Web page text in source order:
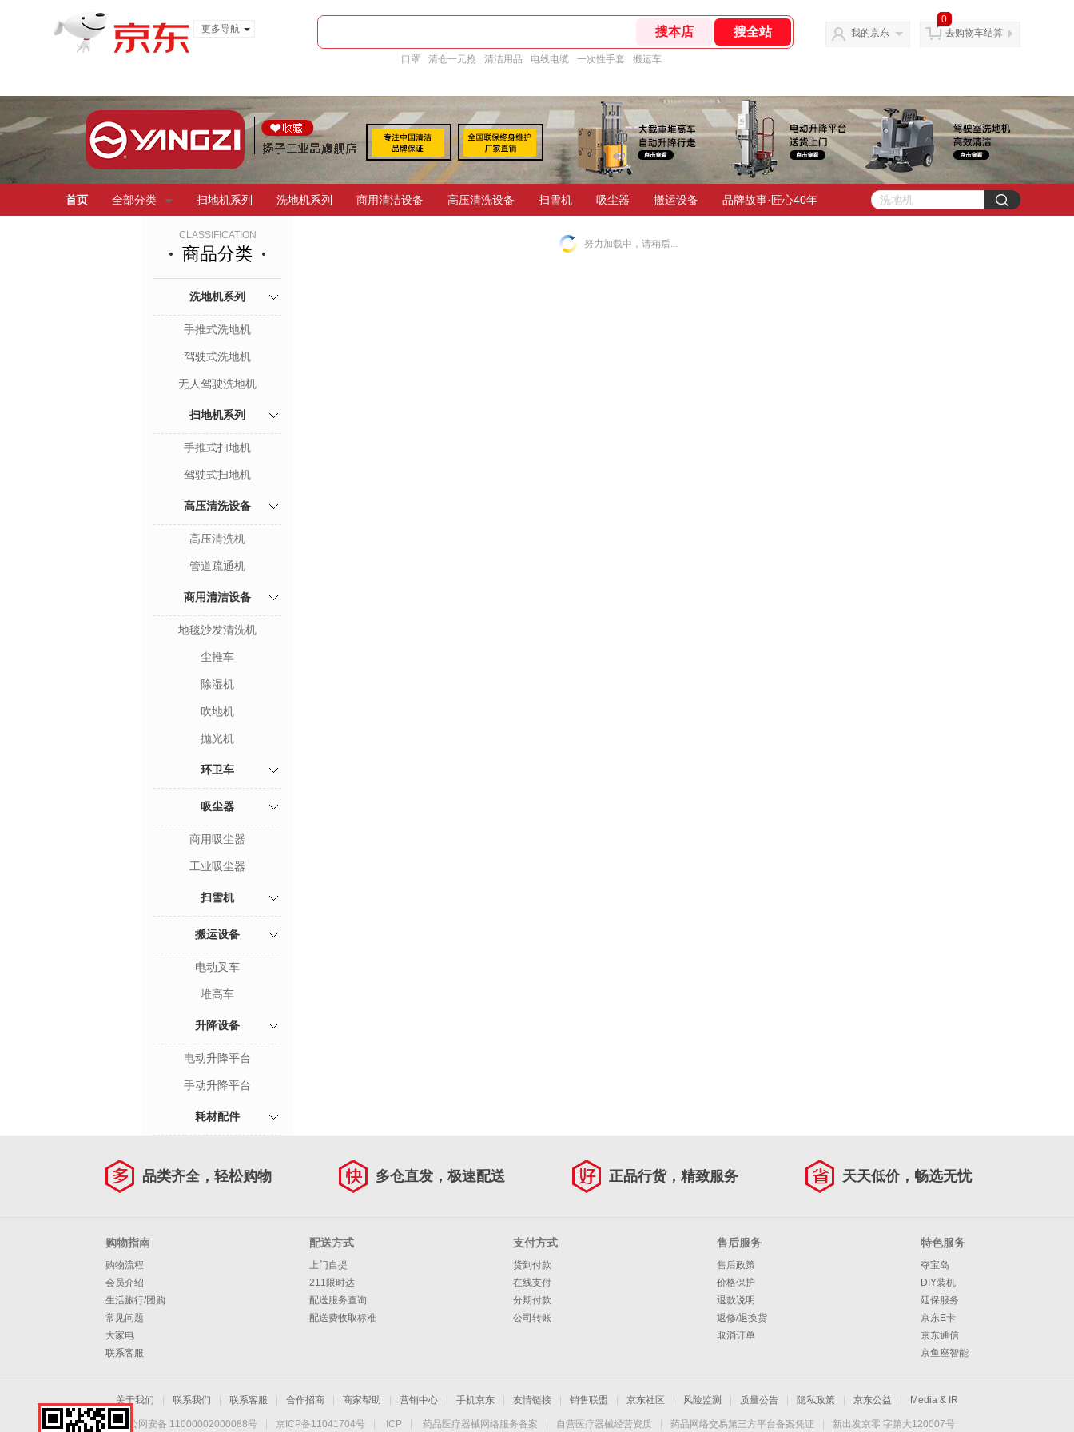
更多导航
口罩 清仓一元抢 清洁用品 电线电缆 一次性手套 搬运车
我的京东
0
去购物车结算
首页 全部分类 扫地机系列 洗地机系列 商用清洁设备 高压清洗设备 扫雪机 吸尘器 搬运设备 品牌故事·匠心40年
CLASSIFICATION
商品分类
洗地机系列
手推式洗地机
驾驶式洗地机
无人驾驶洗地机
扫地机系列
手推式扫地机
驾驶式扫地机
高压清洗设备
高压清洗机
管道疏通机
商用清洁设备
地毯沙发清洗机
尘推车
除湿机
吹地机
抛光机
环卫车
吸尘器
商用吸尘器
工业吸尘器
扫雪机
搬运设备
电动叉车
堆高车
升降设备
电动升降平台
手动升降平台
耗材配件
努力加载中，请稍后...
品类齐全，轻松购物 多仓直发，极速配送 正品行货，精致服务 天天低价，畅选无忧
购物指南
购物流程
会员介绍
生活旅行/团购
常见问题
大家电
联系客服
配送方式
上门自提
211限时达
配送服务查询
配送费收取标准
支付方式
货到付款
在线支付
分期付款
公司转账
售后服务
售后政策
价格保护
退款说明
返修/退换货
取消订单
特色服务
夺宝岛
DIY装机
延保服务
京东E卡
京东通信
京鱼座智能
关于我们 联系我们 联系客服 合作招商 商家帮助 营销中心 手机京东 友情链接 销售联盟 京东社区 风险监测 质量公告 隐私政策 京东公益 Media & IR
京公网安备 11000002000088号 京ICP备11041704号 ICP 药品医疗器械网络服务备案 自营医疗器械经营资质 药品网络交易第三方平台备案凭证 新出发京零 字第大120007号